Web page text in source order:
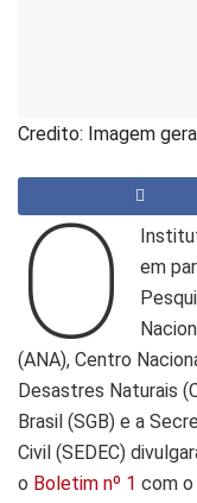
Credito: Imagem
O
em
(ANA), Centro
Desastres Naturais
Brasil (SGB) e a
Civil (SEDEC)
o Boletim nº 1 com